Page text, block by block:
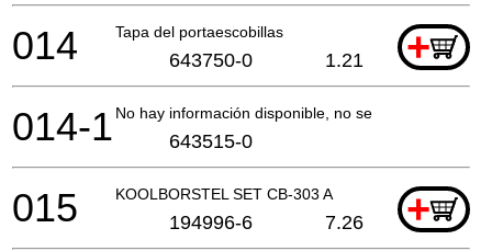
Tapa del portaescobillas +
014 643750-0 1.21
No hay información disponible, no se puede pedir
014-1 643515-0
KOOLBORSTEL SET CB-303 A +
015 194996-6 7.26